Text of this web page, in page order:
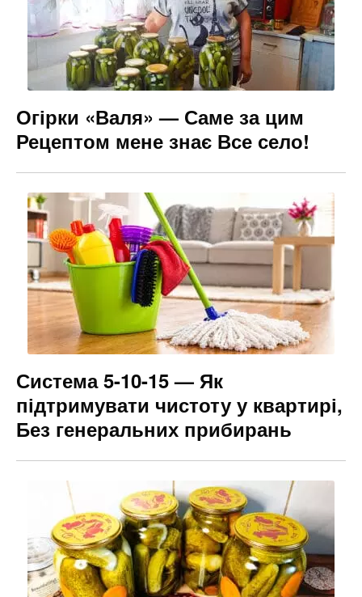
Огірки «Валя» — Саме за цим
Рецептом мене знає Все село!
Система 5-10-15 — Як
підтримувати чистоту у квартирі,
Без генеральних прибирань